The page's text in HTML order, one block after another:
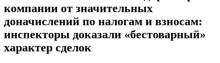
компании от значительных
доначислений по налогам и взносам:
инспекторы доказали «бестоварный»
характер сделок